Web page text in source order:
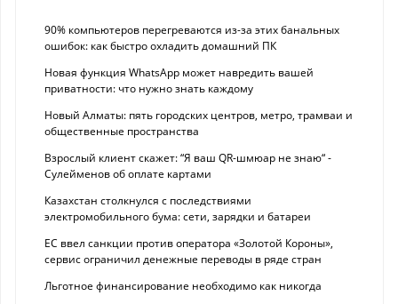
90% компьютеров перегреваются из-за этих банальных
ошибок: как быстро охладить домашний ПК
Новая функция WhatsApp может навредить вашей
приватности: что нужно знать каждому
Новый Алматы: пять городских центров, метро, трамваи и
общественные пространства
Взрослый клиент скажет: “Я ваш QR-шмюар не знаю“ -
Сулейменов об оплате картами
Казахстан столкнулся с последствиями
электромобильного бума: сети, зарядки и батареи
ЕС ввел санкции против оператора «Золотой Короны»,
сервис ограничил денежные переводы в ряде стран
Льготное финансирование необходимо как никогда